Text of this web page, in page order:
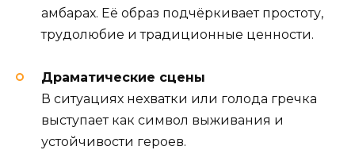
амбарах. Её образ подчёркивает простоту,
трудолюбие и традиционные ценности.
Драматические сцены
В ситуациях нехватки или голода гречка
выступает как символ выживания и
устойчивости героев.